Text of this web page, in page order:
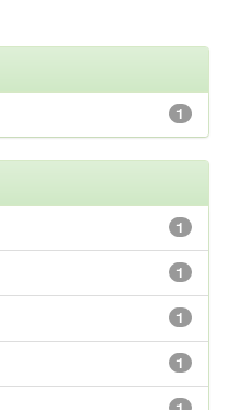
1
1
1
1
1